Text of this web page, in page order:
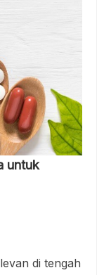
untuk
di tengah